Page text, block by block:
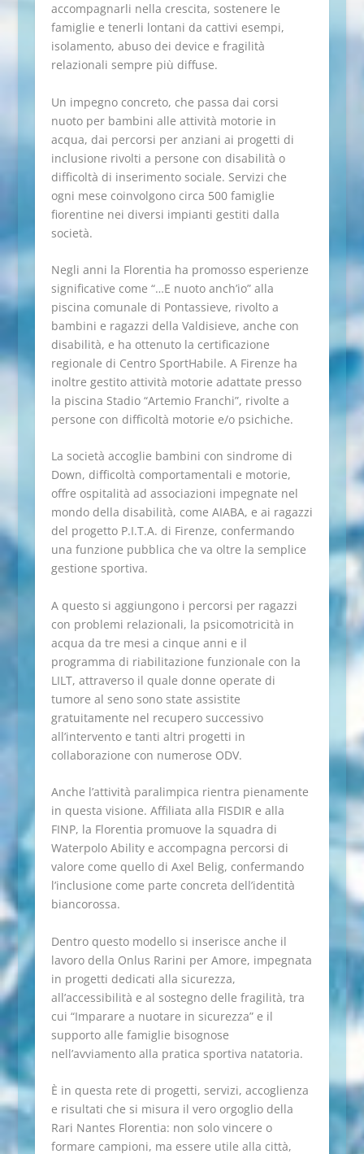
accompagnarli nella crescita, sostenere le
famiglie e tenerli lontani da cattivi esempi,
isolamento, abuso dei device e fragilità
relazionali sempre più diffuse.
Un impegno concreto, che passa dai corsi
nuoto per bambini alle attività motorie in
acqua, dai percorsi per anziani ai progetti di
inclusione rivolti a persone con disabilità o
difficoltà di inserimento sociale. Servizi che
ogni mese coinvolgono circa 500 famiglie
fiorentine nei diversi impianti gestiti dalla
società.
Negli anni la Florentia ha promosso esperienze
significative come “…E nuoto anch’io” alla
piscina comunale di Pontassieve, rivolto a
bambini e ragazzi della Valdisieve, anche con
disabilità, e ha ottenuto la certificazione
regionale di Centro SportHabile. A Firenze ha
inoltre gestito attività motorie adattate presso
la piscina Stadio “Artemio Franchi”, rivolte a
persone con difficoltà motorie e/o psichiche.
La società accoglie bambini con sindrome di
Down, difficoltà comportamentali e motorie,
offre ospitalità ad associazioni impegnate nel
mondo della disabilità, come AIABA, e ai ragazzi
del progetto P.I.T.A. di Firenze, confermando
una funzione pubblica che va oltre la semplice
gestione sportiva.
A questo si aggiungono i percorsi per ragazzi
con problemi relazionali, la psicomotricità in
acqua da tre mesi a cinque anni e il
programma di riabilitazione funzionale con la
LILT, attraverso il quale donne operate di
tumore al seno sono state assistite
gratuitamente nel recupero successivo
all’intervento e tanti altri progetti in
collaborazione con numerose ODV.
Anche l’attività paralimpica rientra pienamente
in questa visione. Affiliata alla FISDIR e alla
FINP, la Florentia promuove la squadra di
Waterpolo Ability e accompagna percorsi di
valore come quello di Axel Belig, confermando
l’inclusione come parte concreta dell’identità
biancorossa.
Dentro questo modello si inserisce anche il
lavoro della Onlus Rarini per Amore, impegnata
in progetti dedicati alla sicurezza,
all’accessibilità e al sostegno delle fragilità, tra
cui “Imparare a nuotare in sicurezza” e il
supporto alle famiglie bisognose
nell’avviamento alla pratica sportiva natatoria.
È in questa rete di progetti, servizi, accoglienza
e risultati che si misura il vero orgoglio della
Rari Nantes Florentia: non solo vincere o
formare campioni, ma essere utile alla città,